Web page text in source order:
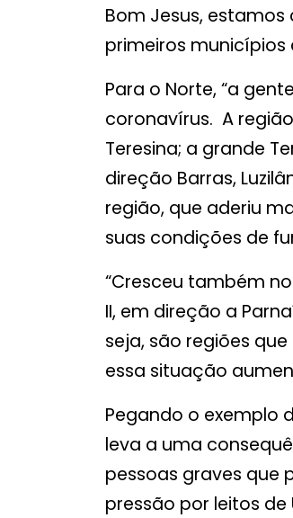
Bom Jesus,
primeiros municípios
Para o Norte, “a
coronavírus. A
Teresina; a grande
direção Barras,
região, que aderiu
suas condições de
“Cresceu também
II, em direção a
seja, são regiões
essa situação
Pegando o exemplo
leva a uma
pessoas graves que
pressão por leitos